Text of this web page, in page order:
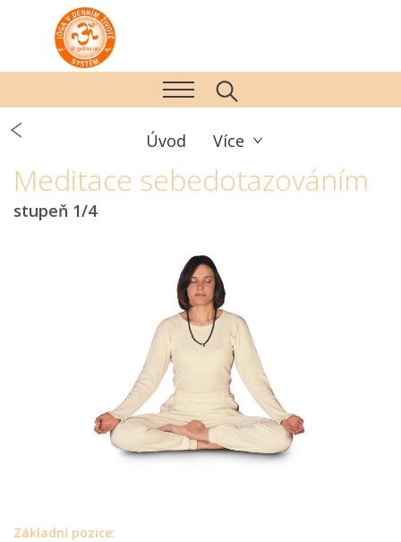
Úvod Více
Meditace sebedotazováním
stupeň 1/4
Základní pozice: